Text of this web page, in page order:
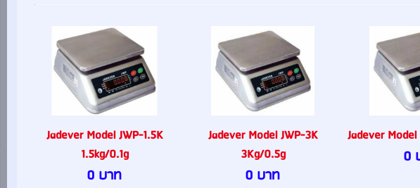
Jadever Model JWP-1.5K
1.5kg/0.1g
0 บาท
Jadever Model JWP-3K
3Kg/0.5g
0 บาท
Jadever
0